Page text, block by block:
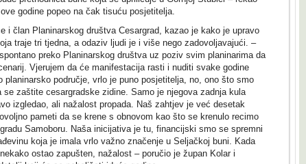
godine popeo na čak tisuću posjetitelja.
i član Planinarskog društva Cesargrad, kazao je kako je upravo
traje tri tjedna, a odaziv ljudi je i više nego zadovoljavajući. –
preko Planinarskog društva uz poziv svim planinarima da
Vjerujem da će manifestacija rasti i nuditi svake godine
područje, vrlo je puno posjetitelja, no, ono što smo
zaštite cesargradske zidine. Samo je njegova zadnja kula
izgledao, ali nažalost propada. Naš zahtjev je već desetak
pameti da se krene s obnovom kao što se krenulo recimo
Samoboru. Naša inicijativa je tu, financijski smo se spremni
koja je imala vrlo važno značenje u Seljačkoj buni. Kada
ostao zapušten, nažalost – poručio je župan Kolar i